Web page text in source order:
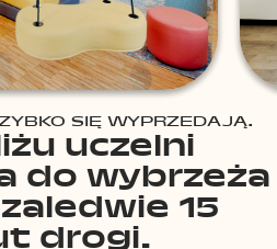
SIĘ WYPRZEDAJĄ.
uczelni
do wybrzeża
15
drogi.